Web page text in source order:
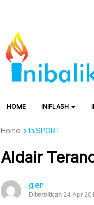
HOME INIFLASH
Home IniSPORT
Aldair
glen
Diterbitkan 24 Apr